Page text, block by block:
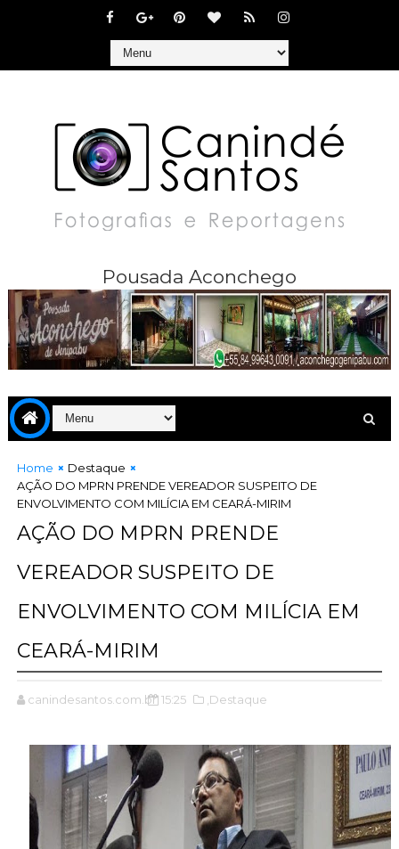
Pousada Aconchego
Home
Destaque
AÇÃO DO MPRN PRENDE VEREADOR SUSPEITO DE
ENVOLVIMENTO COM MILÍCIA EM CEARÁ-MIRIM
AÇÃO DO MPRN PRENDE
VEREADOR SUSPEITO DE
ENVOLVIMENTO COM MILÍCIA EM
CEARÁ-MIRIM
canindesantos.com.br 15:25 ,Destaque